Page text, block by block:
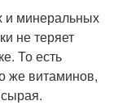
и минеральных
не теряет
То есть
же витаминов,